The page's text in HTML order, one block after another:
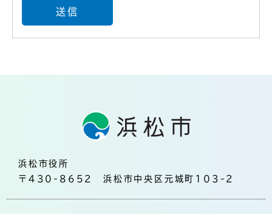
浜松市役所
〒430-8652 浜松市中央区元城町103-2